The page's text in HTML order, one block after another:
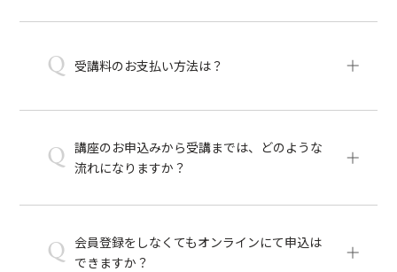
Q 受講料のお支払い方法は？
Q 講座のお申込みから受講までは、どのような
流れになりますか？
Q 会員登録をしなくてもオンラインにて申込は
できますか？